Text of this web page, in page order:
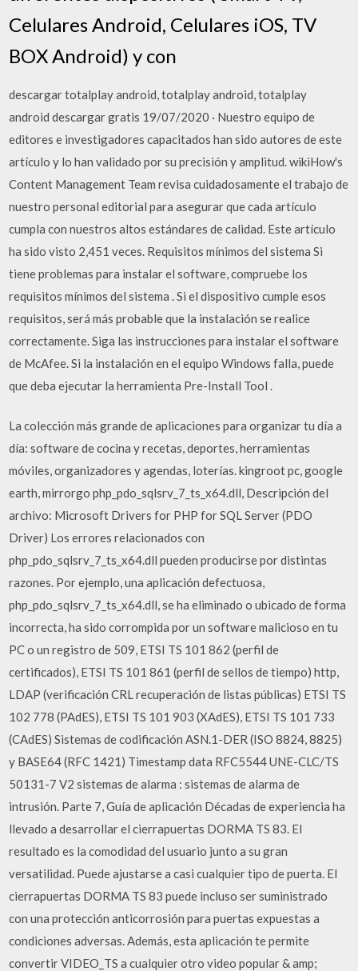
Celulares Android, Celulares iOS, TV
BOX Android) y con
descargar totalplay android, totalplay android, totalplay
android descargar gratis 19/07/2020 · Nuestro equipo de
editores e investigadores capacitados han sido autores de este
artículo y lo han validado por su precisión y amplitud. wikiHow's
Content Management Team revisa cuidadosamente el trabajo de
nuestro personal editorial para asegurar que cada artículo
cumpla con nuestros altos estándares de calidad. Este artículo
ha sido visto 2,451 veces. Requisitos mínimos del sistema Si
tiene problemas para instalar el software, compruebe los
requisitos mínimos del sistema . Si el dispositivo cumple esos
requisitos, será más probable que la instalación se realice
correctamente. Siga las instrucciones para instalar el software
de McAfee. Si la instalación en el equipo Windows falla, puede
que deba ejecutar la herramienta Pre-Install Tool .
La colección más grande de aplicaciones para organizar tu día a
día: software de cocina y recetas, deportes, herramientas
móviles, organizadores y agendas, loterías. kingroot pc, google
earth, mirrorgo php_pdo_sqlsrv_7_ts_x64.dll, Descripción del
archivo: Microsoft Drivers for PHP for SQL Server (PDO
Driver) Los errores relacionados con
php_pdo_sqlsrv_7_ts_x64.dll pueden producirse por distintas
razones. Por ejemplo, una aplicación defectuosa,
php_pdo_sqlsrv_7_ts_x64.dll, se ha eliminado o ubicado de forma
incorrecta, ha sido corrompida por un software malicioso en tu
PC o un registro de 509, ETSI TS 101 862 (perfil de
certificados), ETSI TS 101 861 (perfil de sellos de tiempo) http,
LDAP (verificación CRL recuperación de listas públicas) ETSI TS
102 778 (PAdES), ETSI TS 101 903 (XAdES), ETSI TS 101 733
(CAdES) Sistemas de codificación ASN.1-DER (ISO 8824, 8825)
y BASE64 (RFC 1421) Timestamp data RFC5544 UNE-CLC/TS
50131-7 V2 sistemas de alarma : sistemas de alarma de
intrusión. Parte 7, Guía de aplicación Décadas de experiencia ha
llevado a desarrollar el cierrapuertas DORMA TS 83. El
resultado es la comodidad del usuario junto a su gran
versatilidad. Puede ajustarse a casi cualquier tipo de puerta. El
cierrapuertas DORMA TS 83 puede incluso ser suministrado
con una protección anticorrosión para puertas expuestas a
condiciones adversas. Además, esta aplicación te permite
convertir VIDEO_TS a cualquier otro video popular & amp;